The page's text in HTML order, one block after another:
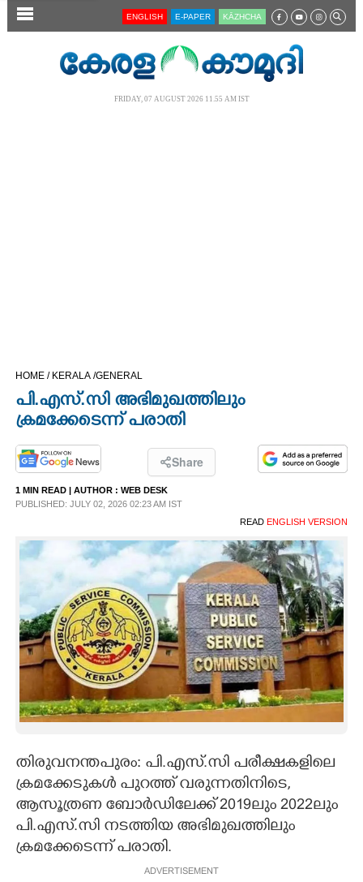
SECTIONS
CINEMA
OPINION
PHOTOS
INFO+
ART
ASTRO
CARTOONS
LITERATURE
ZOOM
ENGLISH E-PAPER KĀZHCHA
FRIDAY, 07 AUGUST 2026 11.55 AM IST
HOME / KERALA /GENERAL
പി.എസ്.സി അഭിമുഖത്തിലും
ക്രമക്കേടെന്ന് പരാതി
Share
1 MIN READ | AUTHOR : WEB DESK
PUBLISHED: JULY 02, 2026 02:23 AM IST
READ ENGLISH VERSION
തിരുവനന്തപുരം: പി.എസ്.സി പരീക്ഷകളിലെ
ക്രമക്കേടുകൾ പുറത്ത് വരുന്നതിനിടെ,
ആസൂത്രണ ബോർഡിലേക്ക് 2019ലും 2022ലും
പി.എസ്.സി നടത്തിയ അഭിമുഖത്തിലും
ക്രമക്കേടെന്ന് പരാതി.
ADVERTISEMENT